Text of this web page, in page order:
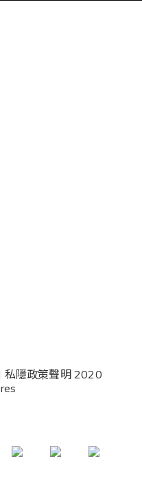
私隱政策聲明 2020